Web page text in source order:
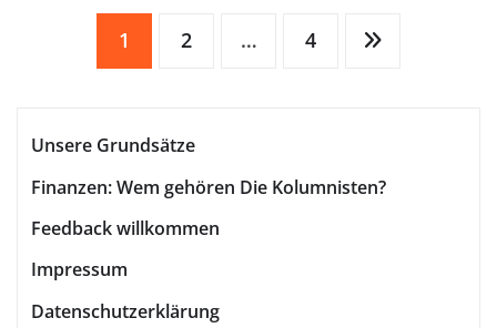
Seitennummerierung
Beiträge
1 2 … 4
Unsere Grundsätze
Finanzen: Wem gehören Die Kolumnisten?
Feedback willkommen
Impressum
Datenschutzerklärung